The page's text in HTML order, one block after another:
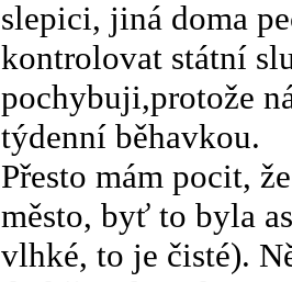
slepici, jiná doma
kontrolovat státní
pochybuji,protože
týdenní běhavkou.
Přesto mám pocit,
město, byť to byla
vlhké, to je čisté).